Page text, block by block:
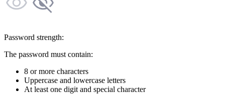
Password strength:
The password must contain:
8 or more characters
Uppercase and lowercase letters
At least one digit and special character